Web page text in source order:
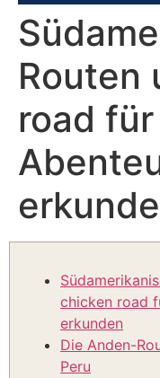
Routen
road für
chicken road
erkunden
Die Anden-
Peru